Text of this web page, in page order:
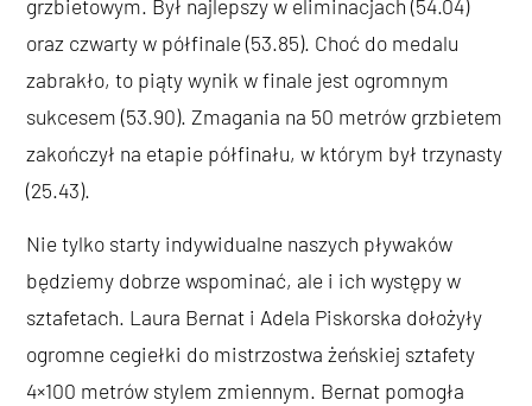
grzbietowym. Był najlepszy w eliminacjach (54.04)
oraz czwarty w półfinale (53.85). Choć do medalu
zabrakło, to piąty wynik w finale jest ogromnym
sukcesem (53.90). Zmagania na 50 metrów grzbietem
zakończył na etapie półfinału, w którym był trzynasty
(25.43).
Nie tylko starty indywidualne naszych pływaków
będziemy dobrze wspominać, ale i ich występy w
sztafetach. Laura Bernat i Adela Piskorska dołożyły
ogromne cegiełki do mistrzostwa żeńskiej sztafety
4×100 metrów stylem zmiennym. Bernat pomogła